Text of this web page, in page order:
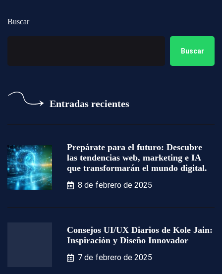
Buscar
Buscar
Entradas recientes
Prepárate para el futuro: Descubre
las tendencias web, marketing e IA
que transformarán el mundo digital.
8 de febrero de 2025
Consejos UI/UX Diarios de Kole Jain:
Inspiración y Diseño Innovador
7 de febrero de 2025